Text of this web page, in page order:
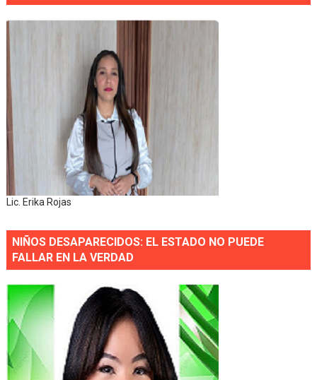
Lic. Erika Rojas
NIÑOS DESAPARECIDOS: EL ESTADO NO PUEDE
FALLAR EN LA VERDAD